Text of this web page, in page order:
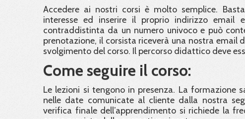
Accedere ai nostri corsi è molto semplice.
interesse ed inserire il proprio indirizzo email
contraddistinta da un numero univoco e può
prenotazione, il corsista riceverà una nostra email
svolgimento del corso. Il percorso didattico deve
Come seguire il corso:
Le lezioni si tengono in presenza. La
nelle date comunicate al cliente dalla nostra
verifica finale dell’apprendimento si richiede la